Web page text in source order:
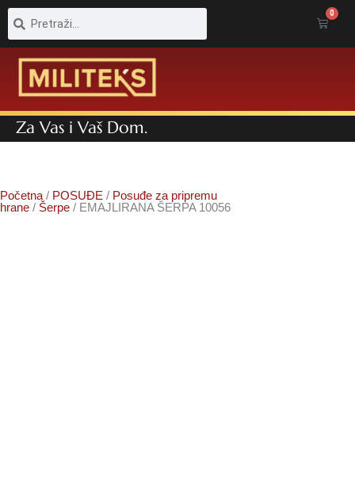
Pretraga 0
Cart
Za Vas i Vaš Dom.
Početna / POSUĐE / Posuđe za pripremu
hrane / Šerpe / EMAJLIRANA ŠERPA 10056